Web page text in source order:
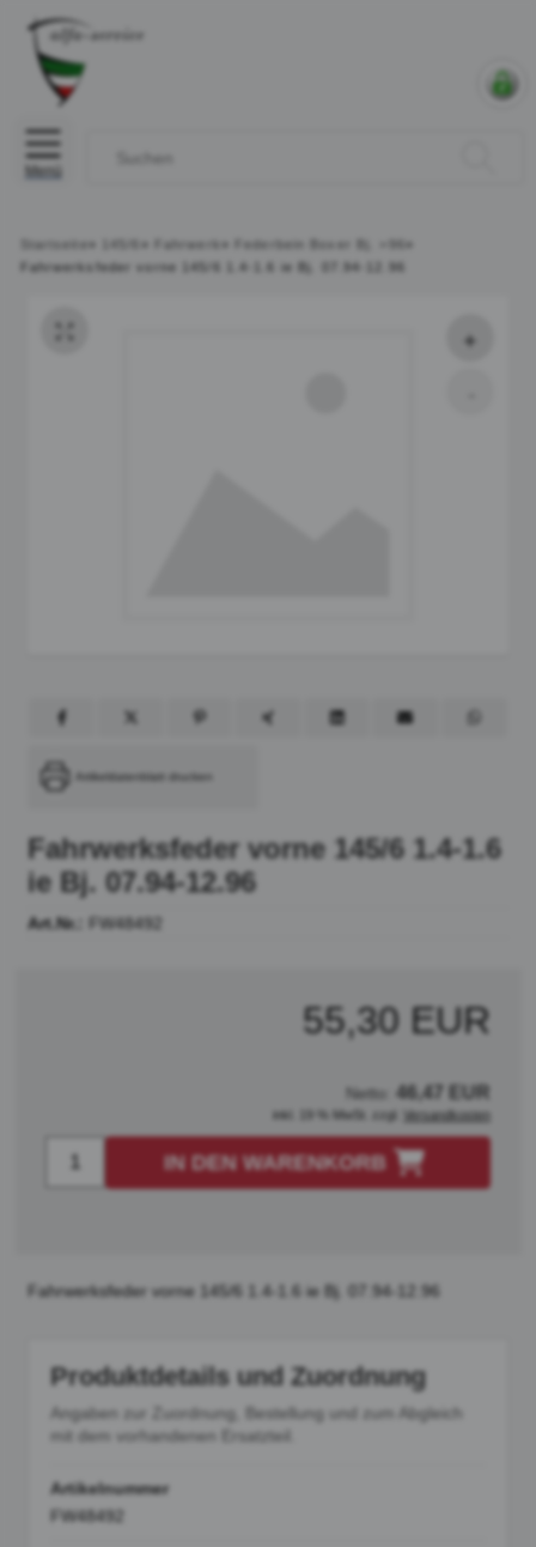
Menü
Startseite » » Fahrwerk » Federbein Boxer Bj. >96
»
Fahrwerksfeder vorne 145/6 1.4-1.6 ie Bj. 07.94-12.96
Artikeldatenblatt drucken
Fahrwerksfeder vorne 145/6 1.4-1.6
ie Bj. 07.94-12.96
Art.Nr.: FW48492
55,30 EUR
Netto: 46,47 EUR
inkl. 19 % MwSt. zzgl. Versandkosten
IN DEN WARENKORB
Fahrwerksfeder vorne 145/6 1.4-1.6 ie Bj. 07.94-12.96
Produktdetails und Zuordnung
Angaben zur Zuordnung, Bestellung und zum Abgleich
mit dem vorhandenen Ersatzteil.
Artikelnummer
FW48492